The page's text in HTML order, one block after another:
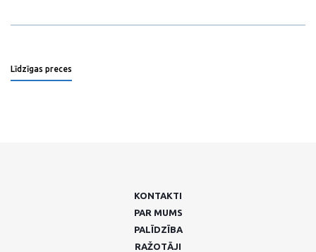
Līdzīgas preces
KONTAKTI
PAR MUMS
PALĪDZĪBA
RAŽOTĀJI